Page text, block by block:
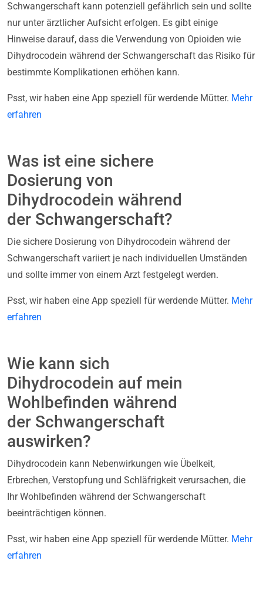
Schwangerschaft kann potenziell gefährlich sein und sollte
nur unter ärztlicher Aufsicht erfolgen. Es gibt einige
Hinweise darauf, dass die Verwendung von Opioiden wie
Dihydrocodein während der Schwangerschaft das Risiko für
bestimmte Komplikationen erhöhen kann.
Psst, wir haben eine App speziell für werdende Mütter. Mehr
erfahren
Was ist eine sichere
Dosierung von
Dihydrocodein während
der Schwangerschaft?
Die sichere Dosierung von Dihydrocodein während der
Schwangerschaft variiert je nach individuellen Umständen
und sollte immer von einem Arzt festgelegt werden.
Psst, wir haben eine App speziell für werdende Mütter. Mehr
erfahren
Wie kann sich
Dihydrocodein auf mein
Wohlbefinden während
der Schwangerschaft
auswirken?
Dihydrocodein kann Nebenwirkungen wie Übelkeit,
Erbrechen, Verstopfung und Schläfrigkeit verursachen, die
Ihr Wohlbefinden während der Schwangerschaft
beeinträchtigen können.
Psst, wir haben eine App speziell für werdende Mütter. Mehr
erfahren